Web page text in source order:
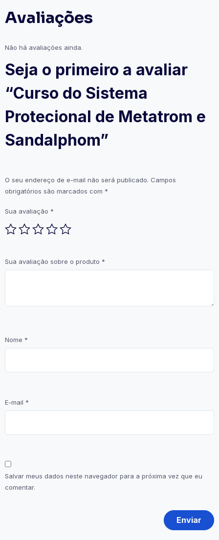
Avaliações
Não há avaliações ainda.
Seja o primeiro a avaliar
“Curso do Sistema
Protecional de Metatrom e
Sandalphom”
O seu endereço de e-mail não será publicado. Campos
obrigatórios são marcados com *
Sua avaliação *
Sua avaliação sobre o produto *
Nome *
E-mail *
Salvar meus dados neste navegador para a próxima vez que eu
comentar.